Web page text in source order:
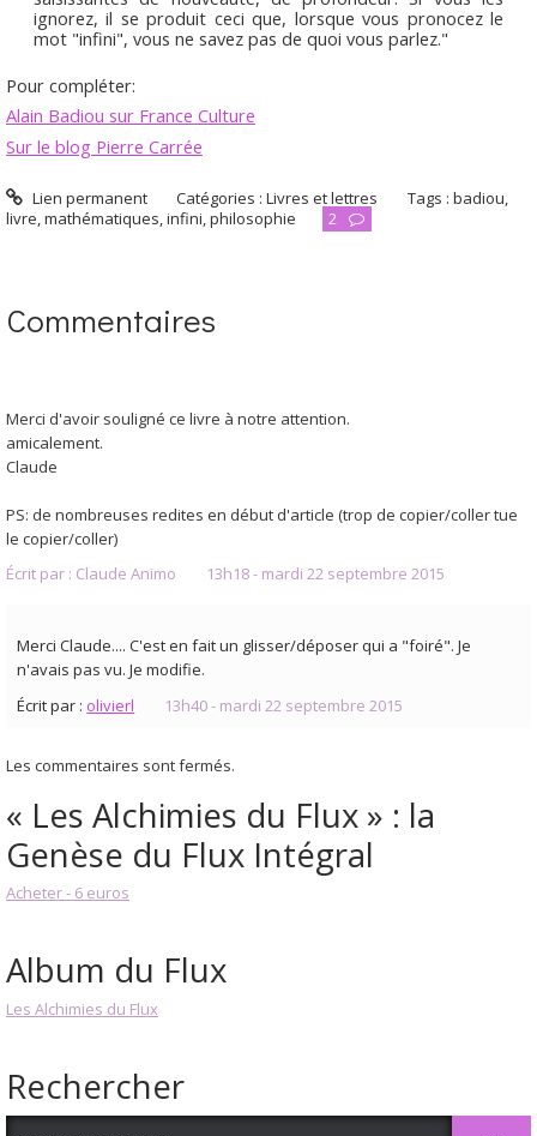
ignorez, il se produit ceci que, lorsque vous pronocez le
mot "infini", vous ne savez pas de quoi vous parlez."
Pour compléter:
Alain Badiou sur France Culture
Sur le blog Pierre Carrée
Lien permanent Catégories :Livres et lettres Tags :badiou,
livre,mathématiques,infini,philosophie 2
Commentaires
Merci d'avoir souligné ce livre à notre attention.
amicalement.
Claude
PS: de nombreuses redites en début d'article (trop de copier/coller tue
le copier/coller)
Écrit par : Claude Animo 13h18- mardi 22 septembre 2015
Merci Claude.... C'est en fait un glisser/déposer qui a "foiré". Je
n'avais pas vu. Je modifie.
Écrit par : olivierl 13h40- mardi 22 septembre 2015
Les commentaires sont fermés.
« Les Alchimies du Flux » : la
Genèse du Flux Intégral
Acheter - 6 euros
Album du Flux
Les Alchimies du Flux
Rechercher